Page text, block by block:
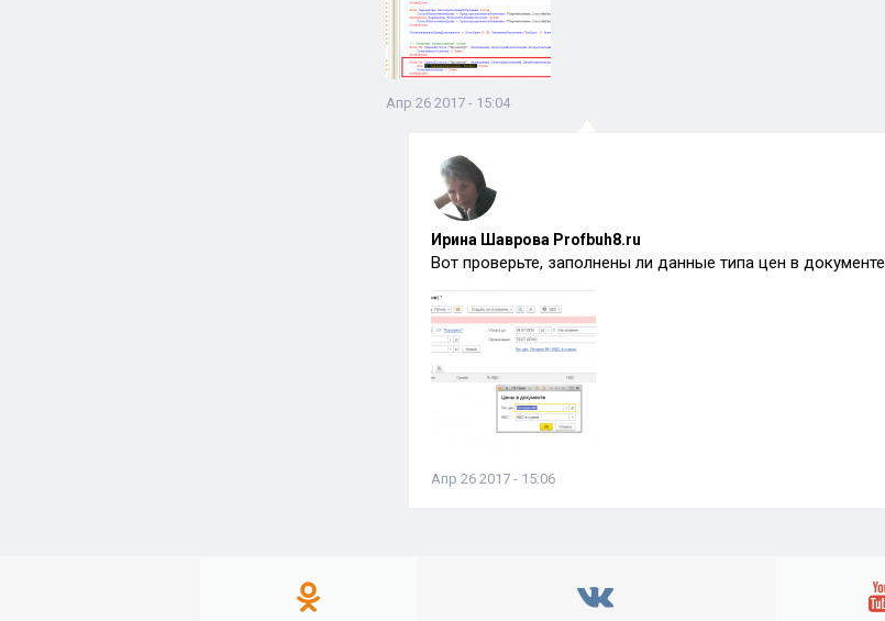
Апр 26 2017 - 15:04
Ирина Шаврова Profbuh8.ru
Вот проверьте, заполнены ли данные типа цен в документе
Апр 26 2017 - 15:06